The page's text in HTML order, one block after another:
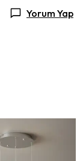
Yorum Yap